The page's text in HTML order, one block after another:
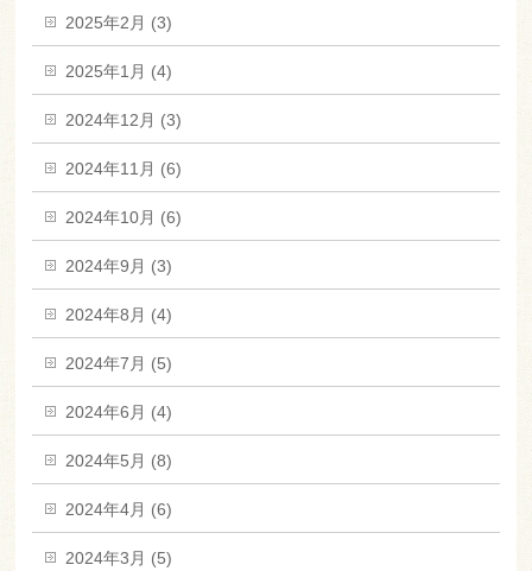
2025年2月 (3)
2025年1月 (4)
2024年12月 (3)
2024年11月 (6)
2024年10月 (6)
2024年9月 (3)
2024年8月 (4)
2024年7月 (5)
2024年6月 (4)
2024年5月 (8)
2024年4月 (6)
2024年3月 (5)